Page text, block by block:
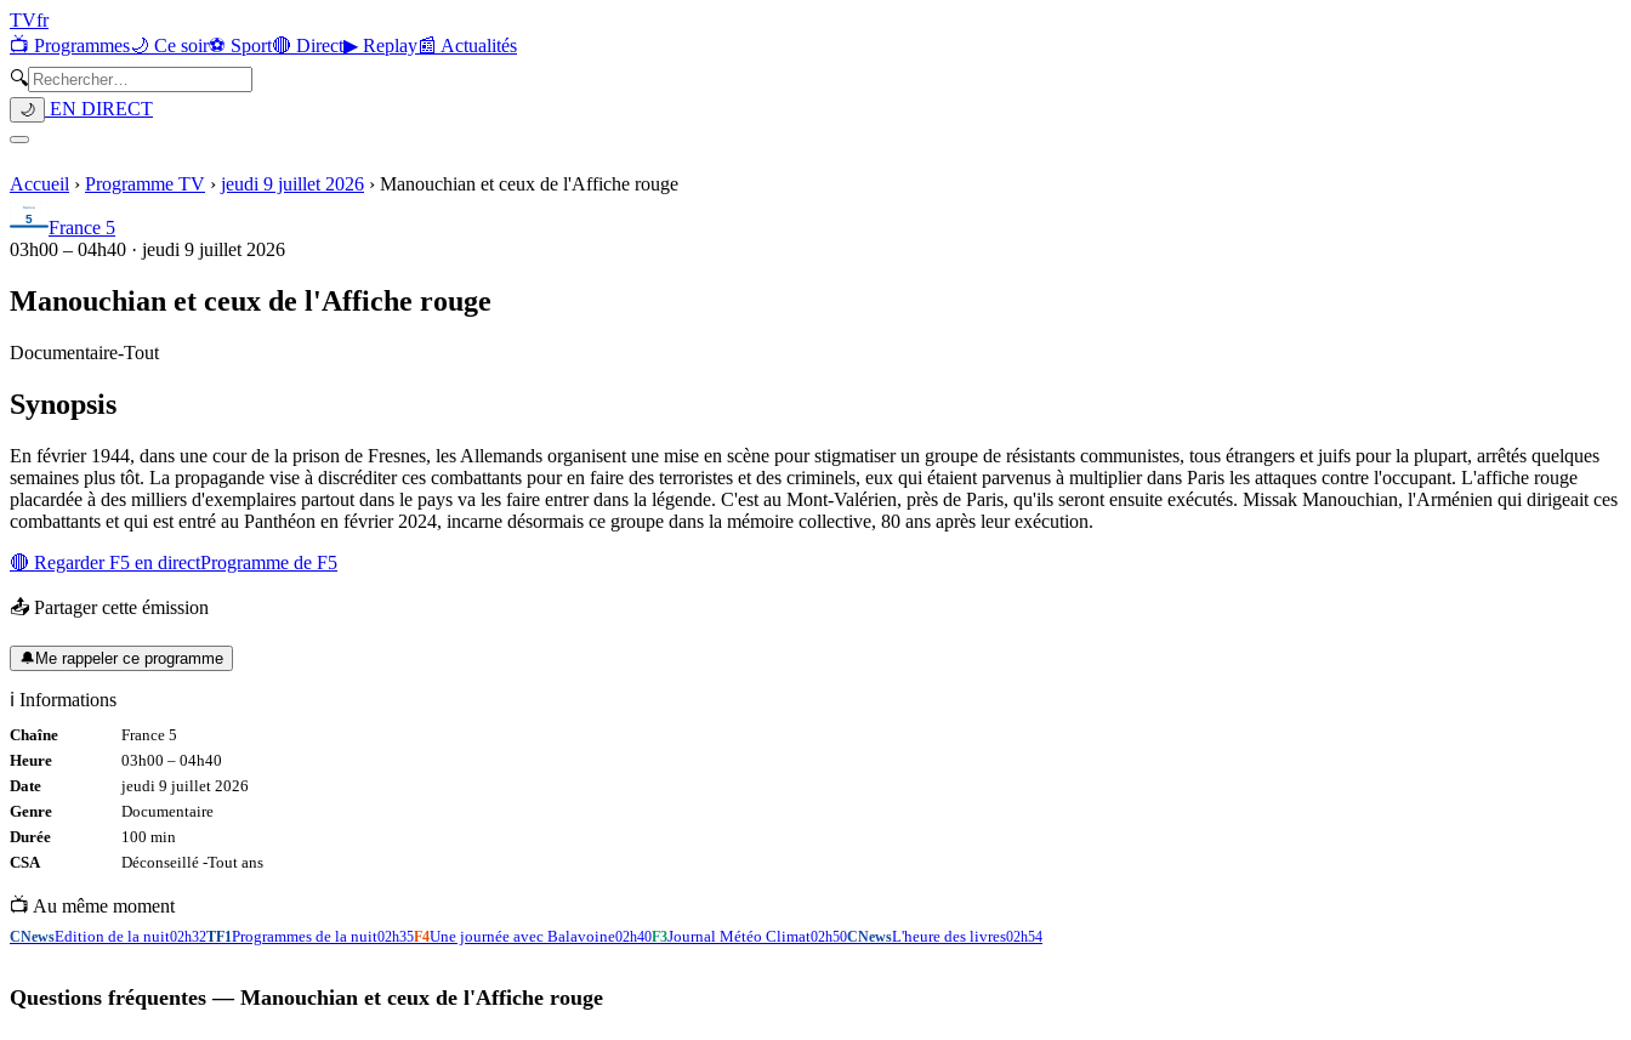
TVfr
📺 Programmes🌙 Ce soir⚽ Sport🔴 Direct▶ Replay📰 Actualités
🔍
🌙 EN DIRECT
Accueil › Programme TV › jeudi 9 juillet 2026 › Manouchian et ceux de l'Affiche rouge
France 5
03h00 – 04h40 · jeudi 9 juillet 2026
Manouchian et ceux de l'Affiche rouge
Documentaire-Tout
Synopsis
En février 1944, dans une cour de la prison de Fresnes, les Allemands organisent une mise en scène pour stigmatiser un groupe de résistants communistes, tous étrangers et juifs pour la plupart, arrêtés quelques
semaines plus tôt. La propagande vise à discréditer ces combattants pour en faire des terroristes et des criminels, eux qui étaient parvenus à multiplier dans Paris les attaques contre l'occupant. L'affiche rouge
placardée à des milliers d'exemplaires partout dans le pays va les faire entrer dans la légende. C'est au Mont-Valérien, près de Paris, qu'ils seront ensuite exécutés. Missak Manouchian, l'Arménien qui dirigeait ces
combattants et qui est entré au Panthéon en février 2024, incarne désormais ce groupe dans la mémoire collective, 80 ans après leur exécution.
🔴 RegarderF5 en directProgramme de F5
📤 Partager cette émission
🔔Me rappeler ce programme
ℹ️ Informations
Chaîne
France 5
Heure
03h00 – 04h40
Date
jeudi 9 juillet 2026
Genre
Documentaire
Durée
100 min
CSA
Déconseillé -Tout ans
📺 Au même moment
CNewsEdition de la nuit02h32TF1Programmes de la nuit02h35F4Une journée avec Balavoine02h40F3Journal Météo Climat02h50CNewsL'heure des livres02h54
Questions fréquentes — Manouchian et ceux de l'Affiche rouge